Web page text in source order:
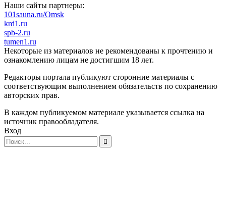
Наши сайты партнеры:
101sauna.ru/Omsk
krd1.ru
spb-2.ru
tumen1.ru
Некоторые из материалов не рекомендованы к прочтению и
ознакомлению лицам не достигшим 18 лет.
Редакторы портала публикуют сторонние материалы с
соответствующим выполнением обязательств по сохранению
авторских прав.
В каждом публикуемом материале указывается ссылка на
источник правообладателя.
Вход